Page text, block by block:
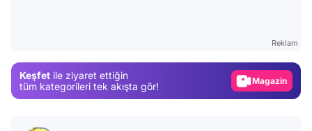
Reklam
Keşfet ile ziyaret ettiğin
tüm kategorileri tek akışta gör!
Video